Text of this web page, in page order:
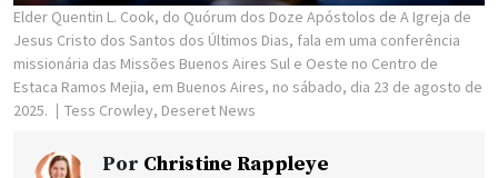
Elder Quentin L. Cook, do Quórum dos Doze Apóstolos de A Igreja de
Jesus Cristo dos Santos dos Últimos Dias, fala em uma conferência
missionária das Missões Buenos Aires Sul e Oeste no Centro de
Estaca Ramos Mejia, em Buenos Aires, no sábado, dia 23 de agosto de
2025.
Tess Crowley, Deseret News
Por Christine Rappleye